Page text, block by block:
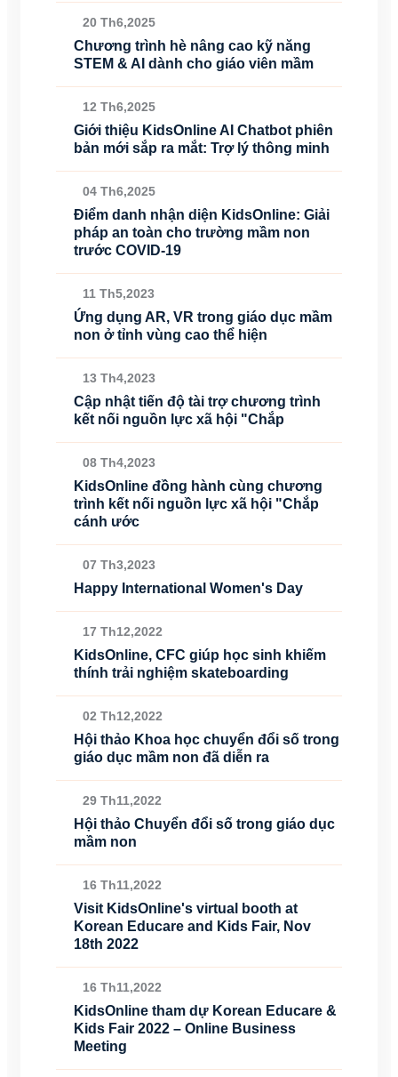
20 Th6,2025
Chương trình hè nâng cao kỹ năng
STEM & AI dành cho giáo viên mầm
12 Th6,2025
Giới thiệu KidsOnline AI Chatbot phiên
bản mới sắp ra mắt: Trợ lý thông minh
04 Th6,2025
Điểm danh nhận diện KidsOnline: Giải
pháp an toàn cho trường mầm non
trước COVID-19
11 Th5,2023
Ứng dụng AR, VR trong giáo dục mầm
non ở tỉnh vùng cao thể hiện
13 Th4,2023
Cập nhật tiến độ tài trợ chương trình
kết nối nguồn lực xã hội "Chắp
08 Th4,2023
KidsOnline đồng hành cùng chương
trình kết nối nguồn lực xã hội "Chắp
cánh ước
07 Th3,2023
Happy International Women's Day
17 Th12,2022
KidsOnline, CFC giúp học sinh khiếm
thính trải nghiệm skateboarding
02 Th12,2022
Hội thảo Khoa học chuyển đổi số trong
giáo dục mầm non đã diễn ra
29 Th11,2022
Hội thảo Chuyển đổi số trong giáo dục
mầm non
16 Th11,2022
Visit KidsOnline's virtual booth at
Korean Educare and Kids Fair, Nov
18th 2022
16 Th11,2022
KidsOnline tham dự Korean Educare &
Kids Fair 2022 – Online Business
Meeting